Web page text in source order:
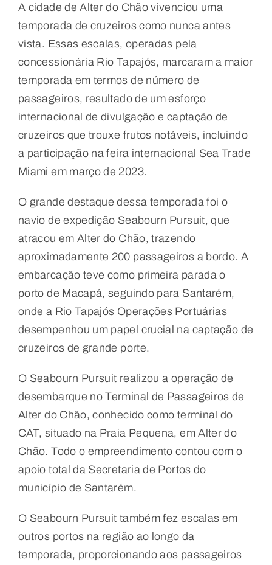
A cidade de Alter do Chão vivenciou uma
temporada de cruzeiros como nunca antes
vista. Essas escalas, operadas pela
concessionária Rio Tapajós, marcaram a maior
temporada em termos de número de
passageiros, resultado de um esforço
internacional de divulgação e captação de
cruzeiros que trouxe frutos notáveis, incluindo
a participação na feira internacional Sea Trade
Miami em março de 2023.
O grande destaque dessa temporada foi o
navio de expedição Seabourn Pursuit, que
atracou em Alter do Chão, trazendo
aproximadamente 200 passageiros a bordo. A
embarcação teve como primeira parada o
porto de Macapá, seguindo para Santarém,
onde a Rio Tapajós Operações Portuárias
desempenhou um papel crucial na captação de
cruzeiros de grande porte.
O Seabourn Pursuit realizou a operação de
desembarque no Terminal de Passageiros de
Alter do Chão, conhecido como terminal do
CAT, situado na Praia Pequena, em Alter do
Chão. Todo o empreendimento contou com o
apoio total da Secretaria de Portos do
município de Santarém.
O Seabourn Pursuit também fez escalas em
outros portos na região ao longo da
temporada, proporcionando aos passageiros